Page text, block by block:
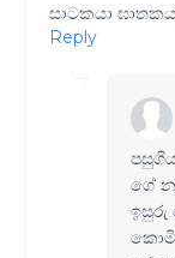
සාටකයා
Reply
ගේ
ඉසුරු